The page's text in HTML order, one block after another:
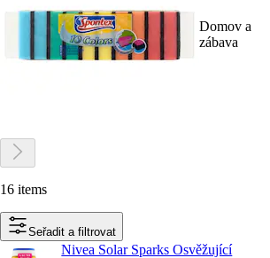
Domov a
zábava
16 items
Seřadit a filtrovat
Nivea Solar Sparks Osvěžující